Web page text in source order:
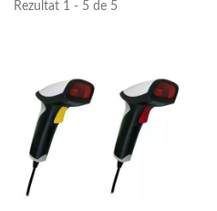
Rezultat 1 - 5 de 5